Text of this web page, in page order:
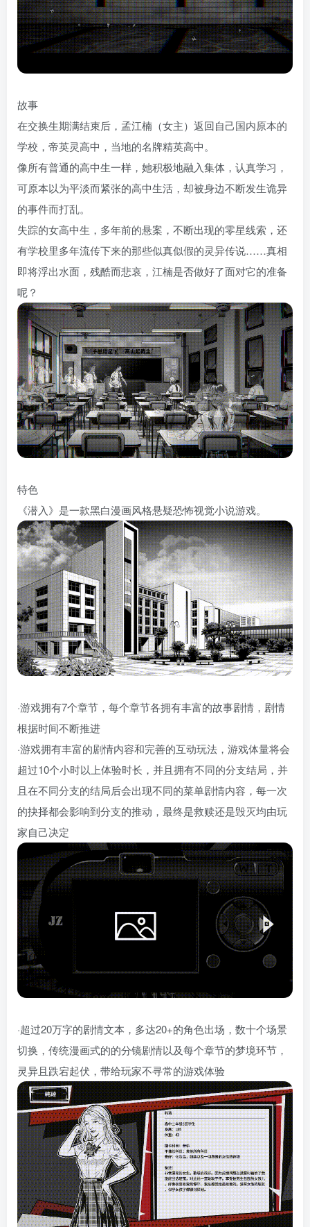
故事
在交换生期满结束后，孟江楠（女主）返回自己国内原本的
学校，帝英灵高中，当地的名牌精英高中。
像所有普通的高中生一样，她积极地融入集体，认真学习，
可原本以为平淡而紧张的高中生活，却被身边不断发生诡异
的事件而打乱。
失踪的女高中生，多年前的悬案，不断出现的零星线索，还
有学校里多年流传下来的那些似真似假的灵异传说……真相
即将浮出水面，残酷而悲哀，江楠是否做好了面对它的准备
呢？
特色
《潜入》是一款黑白漫画风格悬疑恐怖视觉小说游戏。
·游戏拥有7个章节，每个章节各拥有丰富的故事剧情，剧情
根据时间不断推进
·游戏拥有丰富的剧情内容和完善的互动玩法，游戏体量将会
超过10个小时以上体验时长，并且拥有不同的分支结局，并
且在不同分支的结局后会出现不同的菜单剧情内容，每一次
的抉择都会影响到分支的推动，最终是救赎还是毁灭均由玩
家自己决定
·超过20万字的剧情文本，多达20+的角色出场，数十个场景
切换，传统漫画式的的分镜剧情以及每个章节的梦境环节，
灵异且跌宕起伏，带给玩家不寻常的游戏体验